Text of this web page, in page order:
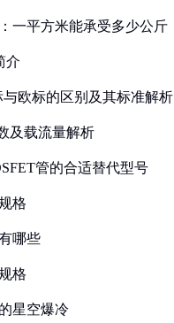
一平方米能承受多少公斤
介
与欧标的区别及其标准解析
及载流量解析
管的合适替代型号
格
哪些
格
星空爆冷